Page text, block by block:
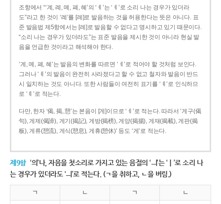
조항에서 “‘계, 례, 몌, 폐, 혜’의 ‘ㅖ’는 ‘ㅔ’로 소리 나는 경우가 있더라
도”라고 한 것이 ‘례’를 [레]로 발음하는 것을 허용한다는 뜻은 아니다. 표
준 발음법 제5항에서는 [레]로 발음할 수 없다고 명시하고 있기 때문이다.
“소리 나는 경우가 있더라도”는 표준 발음을 제시한 것이 아니라 현실 발
음을 언급한 것이라고 해석해야 한다.
‘계, 몌, 폐, 혜’는 발음의 변화를 따르면 ‘ㅔ’로 적어야 할 것처럼 보인다.
그러나 ‘ㅖ’의 발음이 완전히 사라졌다고 할 수 없고 철자와 발음이 반드
시 일치하는 것도 아니다. 또한 사람들이 여전히 표기를 ‘ㅖ’로 인식하므
로 ‘ㅖ’로 적는다.
다만, 한자 ‘偈, 揭, 憩’는 본음이 [게]이므로 ‘ㅔ’로 적는다. 따라서 ‘게구(偈
句), 게제(偈諦), 게기(揭記), 게방(揭榜), 게양(揭揚), 게재(揭載), 게판(揭
板), 게류(憩流), 게식(憩息), 게휴(憩休)’ 등도 ‘게’로 적는다.
제9항 ‘의’나, 자음을 첫소리로 가지고 있는 음절의 ‘ㅢ’는 ‘ㅣ’로 소리 나
는 경우가 있더라도 ‘ㅢ’로 적는다. (ㄱ을 취하고, ㄴ을 버림.)
ㄱ ㄴ ㄱ ㄴ